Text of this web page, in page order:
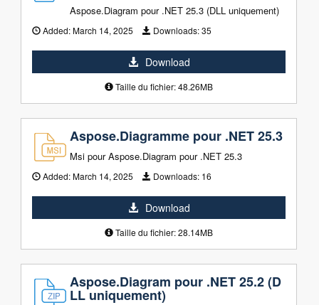
Aspose.Diagram pour .NET 25.3 (DLL uniquement)
Added:March 14, 2025 Downloads:35
Download
Taille du fichier: 48.26MB
Aspose.Diagramme pour .NET 25.3
Msi pour Aspose.Diagram pour .NET 25.3
Added:March 14, 2025 Downloads: 16
Download
Taille du fichier: 28.14MB
Aspose.Diagram pour .NET 25.2 (D
LL uniquement)